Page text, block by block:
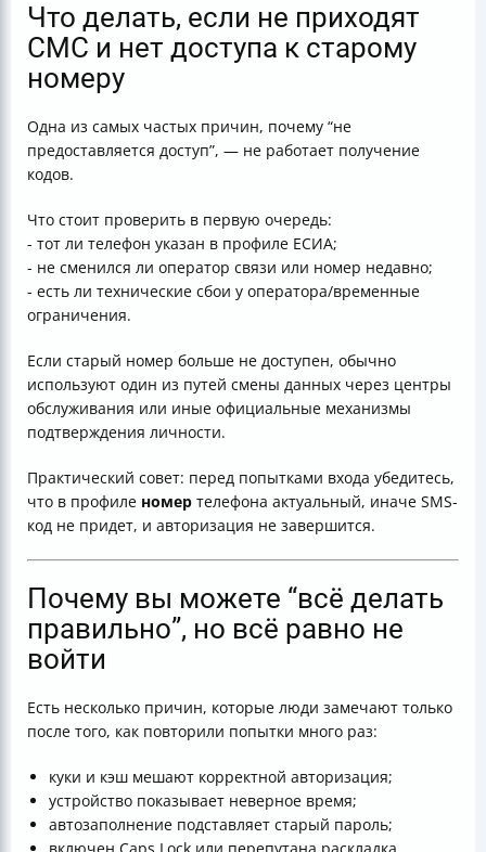
Что делать, если не приходят
СМС и нет доступа к старому
номеру
Одна из самых частых причин, почему “не
предоставляется доступ”, — не работает получение
кодов.
Что стоит проверить в первую очередь:
- тот ли телефон указан в профиле ЕСИА;
- не сменился ли оператор связи или номер недавно;
- есть ли технические сбои у оператора/временные
ограничения.
Если старый номер больше не доступен, обычно
используют один из путей смены данных через центры
обслуживания или иные официальные механизмы
подтверждения личности.
Практический совет: перед попытками входа убедитесь,
что в профиле номер телефона актуальный, иначе SMS-
код не придет, и авторизация не завершится.
Почему вы можете “всё делать
правильно”, но всё равно не
войти
Есть несколько причин, которые люди замечают только
после того, как повторили попытки много раз:
куки и кэш мешают корректной авторизация;
устройство показывает неверное время;
автозаполнение подставляет старый пароль;